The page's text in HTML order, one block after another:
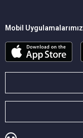
Mobil Uygulamalarımız